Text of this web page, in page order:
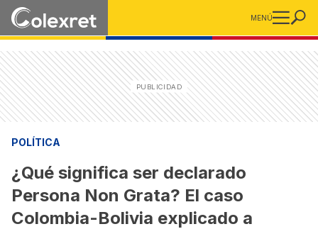
MENÚ
POLÍTICA
¿Qué significa ser declarado
Persona Non Grata? El caso
Colombia-Bolivia explicado a